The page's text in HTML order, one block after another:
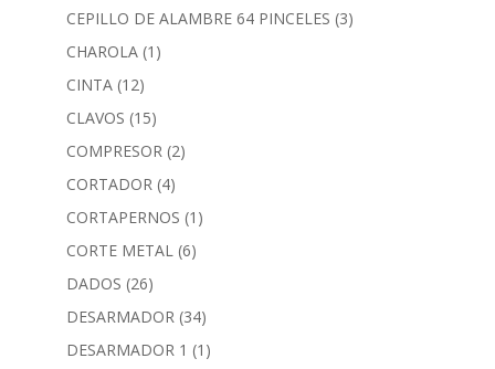
CEPILLO DE ALAMBRE 64 PINCELES (3)
CHAROLA (1)
CINTA (12)
CLAVOS (15)
COMPRESOR (2)
CORTADOR (4)
CORTAPERNOS (1)
CORTE METAL (6)
DADOS (26)
DESARMADOR (34)
DESARMADOR 1 (1)